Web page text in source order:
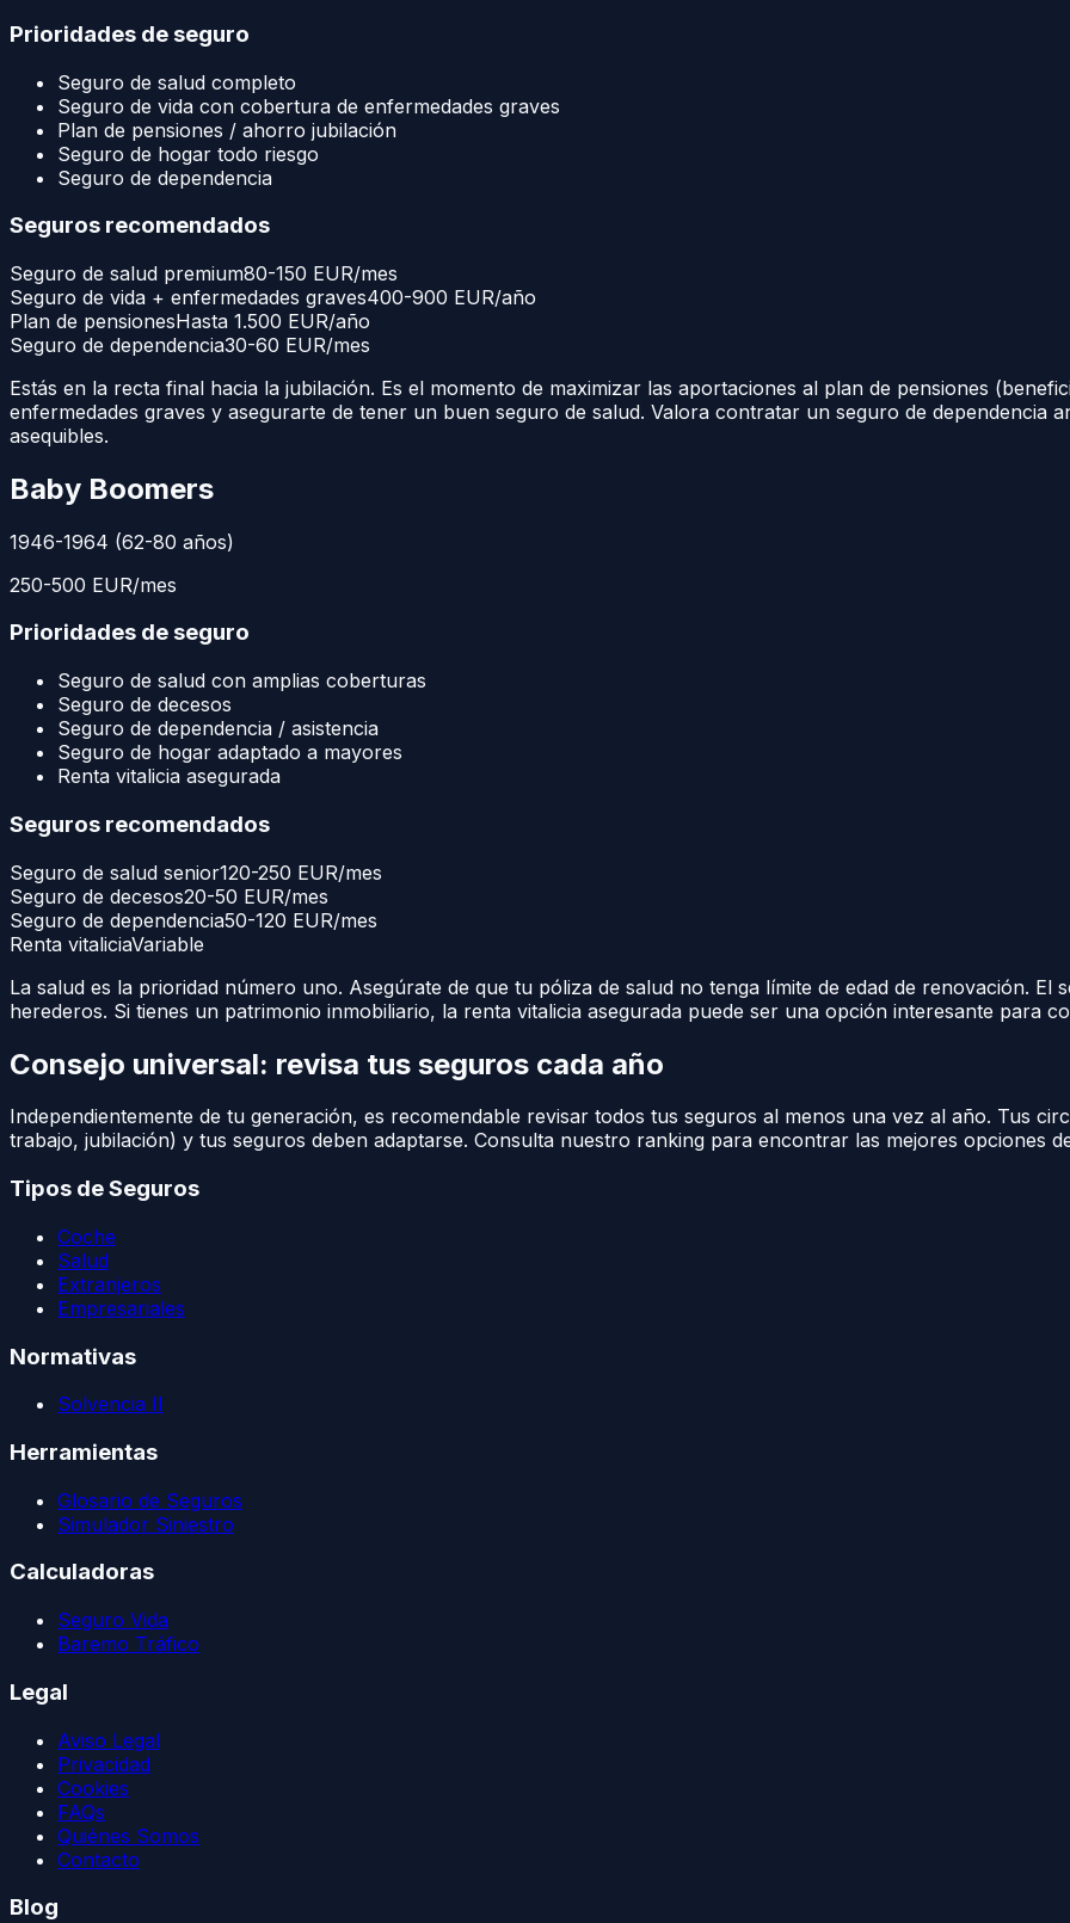
Prioridades de seguro
Seguro de salud completo
Seguro de vida con cobertura de enfermedades graves
Plan de pensiones / ahorro jubilación
Seguro de hogar todo riesgo
Seguro de dependencia
Seguros recomendados
Seguro de salud premium80-150 EUR/mes
Seguro de vida + enfermedades graves400-900 EUR/año
Plan de pensionesHasta 1.500 EUR/año
Seguro de dependencia30-60 EUR/mes
Estás en la recta final hacia la jubilación. Es el momento de maximizar las aportaciones al plan de pensiones
enfermedades graves y asegurarte de tener un buen seguro de salud. Valora contratar un seguro de dependencia
asequibles.
Baby Boomers
1946-1964 (62-80 años)
250-500 EUR/mes
Prioridades de seguro
Seguro de salud con amplias coberturas
Seguro de decesos
Seguro de dependencia / asistencia
Seguro de hogar adaptado a mayores
Renta vitalicia asegurada
Seguros recomendados
Seguro de salud senior120-250 EUR/mes
Seguro de decesos20-50 EUR/mes
Seguro de dependencia50-120 EUR/mes
Renta vitaliciaVariable
La salud es la prioridad número uno. Asegúrate de que tu póliza de salud no tenga límite de edad de renovación. El
herederos. Si tienes un patrimonio inmobiliario, la renta vitalicia asegurada puede ser una opción interesante para
Consejo universal: revisa tus seguros cada año
Independientemente de tu generación, es recomendable revisar todos tus seguros al menos una vez al año. Tus
trabajo, jubilación) y tus seguros deben adaptarse. Consulta nuestro ranking para encontrar las mejores opciones
Tipos de Seguros
Coche
Salud
Extranjeros
Empresariales
Normativas
Solvencia II
Herramientas
Glosario de Seguros
Simulador Siniestro
Calculadoras
Seguro Vida
Baremo Tráfico
Legal
Aviso Legal
Privacidad
Cookies
FAQs
Quiénes Somos
Contacto
Blog